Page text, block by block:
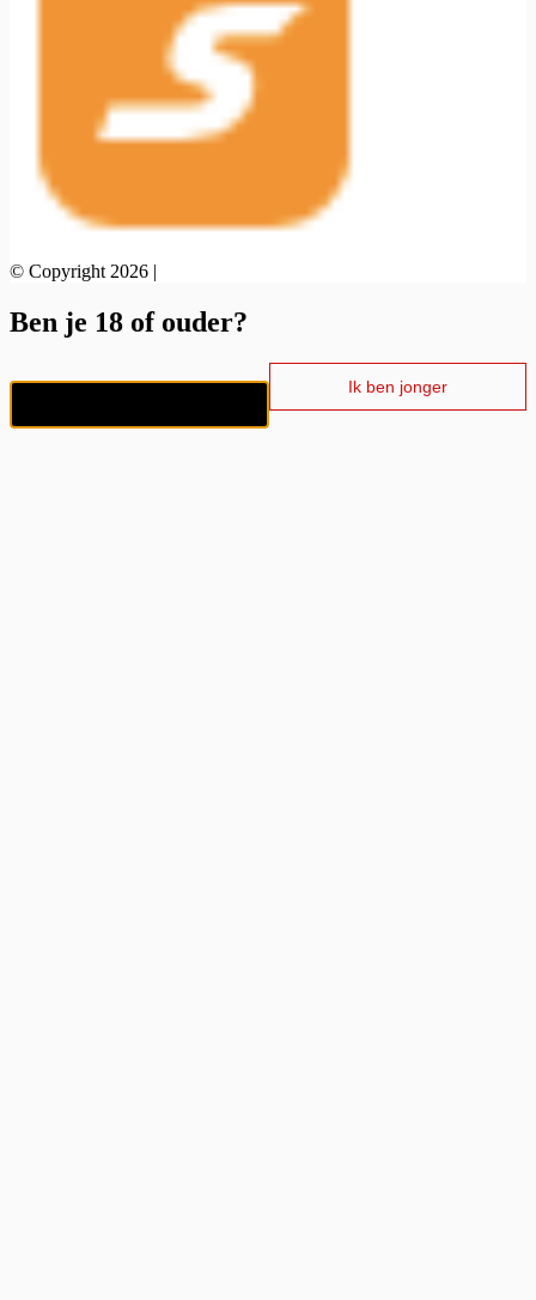
© Copyright 2026 |
Ben je 18 of ouder?
Ik ben jonger